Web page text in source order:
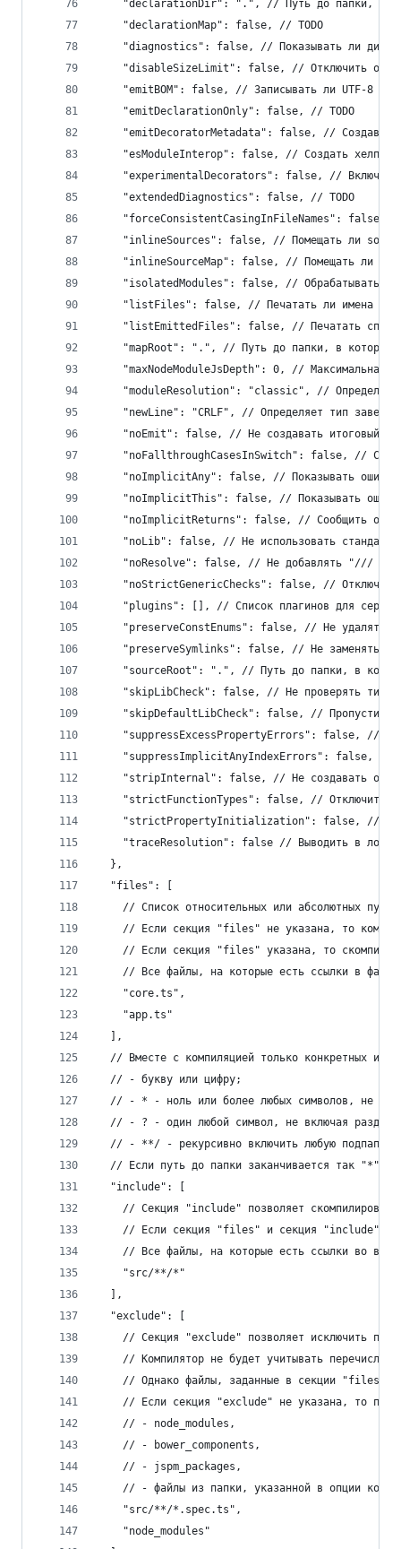
"declarationDir": ".", // Путь до папки, в
    "declarationMap": false, // TODO
"diagnostics": false, // Показывать ли
"disableSizeLimit": false, // Отключить
"emitBOM": false, // Записывать ли UTF-8
    "emitDeclarationOnly": false, // TODO
"emitDecoratorMetadata": false, //
"esModuleInterop": false, // Создать
"experimentalDecorators": false, //
    "extendedDiagnostics": false, // TODO
"forceConsistentCasingInFileNames": false,
"inlineSources": false, // Помещать ли
"inlineSourceMap": false, // Помещать ли
"isolatedModules": false, // Обрабатывать
"listFiles": false, // Печатать ли имена
"listEmittedFiles": false, // Печатать
"mapRoot": ".", // Путь до папки, в
"maxNodeModuleJsDepth": 0, // Максимальная
"moduleResolution": "classic", //
"newLine": "CRLF", // Определяет тип
"noEmit": false, // Не создавать итоговый
"noFallthroughCasesInSwitch": false, //
"noImplicitAny": false, // Показывать
"noImplicitThis": false, // Показывать
"noImplicitReturns": false, // Сообщить об
"noLib": false, // Не использовать
"noResolve": false, // Не добавлять "///
"noStrictGenericChecks": false, //
"plugins": [], // Список плагинов для
"preserveConstEnums": false, // Не удалять
"preserveSymlinks": false, // Не заменять
"sourceRoot": ".", // Путь до папки, в
"skipLibCheck": false, // Не проверять
"skipDefaultLibCheck": false, //
"suppressExcessPropertyErrors": false, //
"suppressImplicitAnyIndexErrors": false,
"stripInternal": false, // Не создавать
"strictFunctionTypes": false, // Отключить
"strictPropertyInitialization": false, //
"traceResolution": false // Выводить в логи
  },
  "files": [
// Список относительных или абсолютных
// Если секция "files" не указана, то
// Если секция "files" указана, то
// Все файлы, на которые есть ссылки в
    "core.ts",
    "app.ts"
  ],
// Вместе с компиляцией только конкретных
  // - букву или цифру;
// - * - ноль или более любых символов, не
// - ? - один любой символ, не включая
  // - **/ - рекурсивно включить любую подпапку.
// Если путь до папки заканчивается так "*"
  "include": [
// Секция "include" позволяет
// Если секция "files" и секция "include"
// Все файлы, на которые есть ссылки во
    "src/**/*"
  ],
  "exclude": [
// Секция "exclude" позволяет исключить
// Компилятор не будет учитывать
// Однако файлы, заданные в секции "files"
// Если секция "exclude" не указана, то по
    // - node_modules,
    // - bower_components,
    // - jspm_packages,
// - файлы из папки, указанной в опции
    "src/**/*.spec.ts",
    "node_modules"